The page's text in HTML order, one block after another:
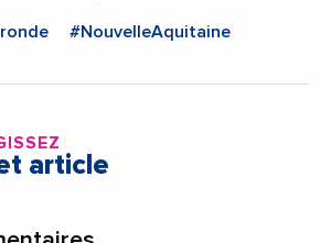
#NouvelleAquitaine
article